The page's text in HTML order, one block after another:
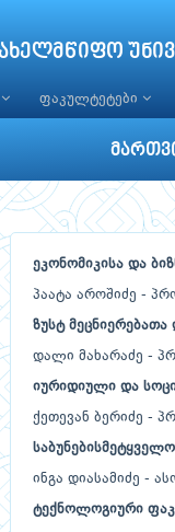
ფაკულტეტები
ეკონომიკისა და
პაატა აროშიძე -
ზუსტ მეცნიერებათა
დალი მახარაძე -
იურიდიული და
ქეთევან ბერიძე -
საბუნებისმეტყველო
ინგა დიასამიძე -
ტექნოლოგიური